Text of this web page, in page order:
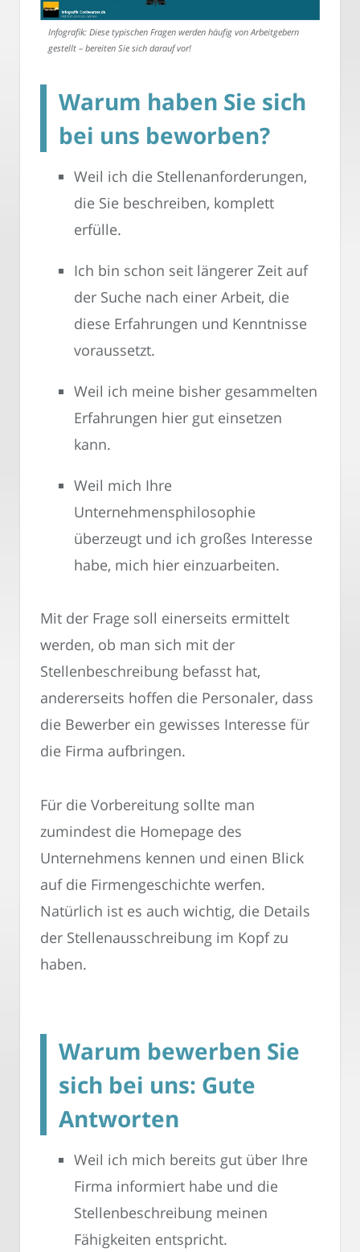
Infografik: Diese typischen Fragen werden häufig von Arbeitgebern
gestellt – bereiten Sie sich darauf vor!
Warum haben Sie sich
bei uns beworben?
Weil ich die Stellenanforderungen,
die Sie beschreiben, komplett
erfülle.
Ich bin schon seit längerer Zeit auf
der Suche nach einer Arbeit, die
diese Erfahrungen und Kenntnisse
voraussetzt.
Weil ich meine bisher gesammelten
Erfahrungen hier gut einsetzen
kann.
Weil mich Ihre
Unternehmensphilosophie
überzeugt und ich großes Interesse
habe, mich hier einzuarbeiten.
Mit der Frage soll einerseits ermittelt
werden, ob man sich mit der
Stellenbeschreibung befasst hat,
andererseits hoffen die Personaler, dass
die Bewerber ein gewisses Interesse für
die Firma aufbringen.
Für die Vorbereitung sollte man
zumindest die Homepage des
Unternehmens kennen und einen Blick
auf die Firmengeschichte werfen.
Natürlich ist es auch wichtig, die Details
der Stellenausschreibung im Kopf zu
haben.
Warum bewerben Sie
sich bei uns: Gute
Antworten
Weil ich mich bereits gut über Ihre
Firma informiert habe und die
Stellenbeschreibung meinen
Fähigkeiten entspricht.